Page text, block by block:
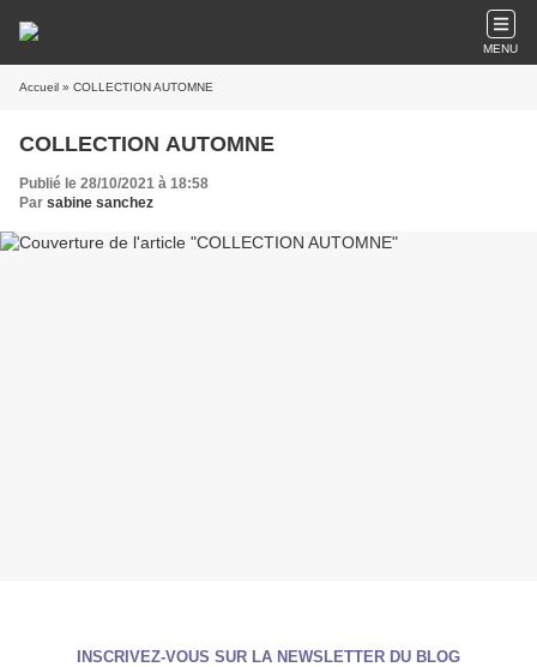
MENU
Accueil » COLLECTION AUTOMNE
COLLECTION AUTOMNE
Publié le 28/10/2021 à 18:58
Par sabine sanchez
INSCRIVEZ-VOUS SUR LA NEWSLETTER DU BLOG